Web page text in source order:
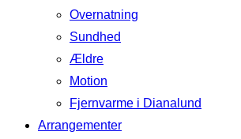
Overnatning
Sundhed
Ældre
Motion
Fjernvarme i Dianalund
Arrangementer